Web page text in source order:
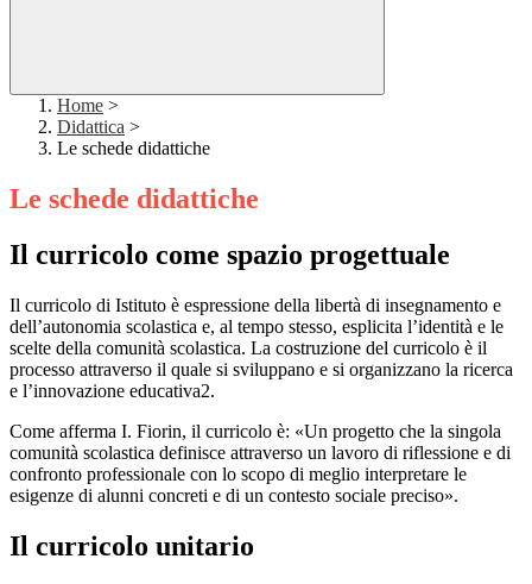
Home >
Didattica >
Le schede didattiche
Le schede didattiche
Il curricolo come spazio progettuale
Il curricolo di Istituto è espressione della libertà di insegnamento e
dell’autonomia scolastica e, al tempo stesso, esplicita l’identità e le
scelte della comunità scolastica. La costruzione del curricolo è il
processo attraverso il quale si sviluppano e si organizzano la ricerca
e l’innovazione educativa2.
Come afferma I. Fiorin, il curricolo è: «Un progetto che la singola
comunità scolastica definisce attraverso un lavoro di riflessione e di
confronto professionale con lo scopo di meglio interpretare le
esigenze di alunni concreti e di un contesto sociale preciso».
Il curricolo unitario